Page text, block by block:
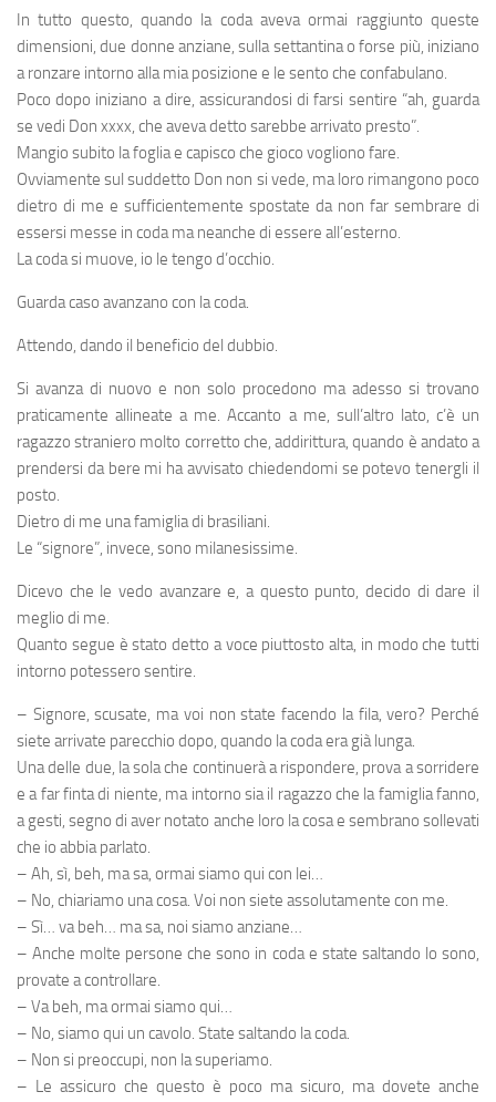
In tutto questo, quando la coda aveva ormai raggiunto queste
dimensioni, due donne anziane, sulla settantina o forse più, iniziano
a ronzare intorno alla mia posizione e le sento che confabulano.
Poco dopo iniziano a dire, assicurandosi di farsi sentire “ah, guarda
se vedi Don xxxx, che aveva detto sarebbe arrivato presto”.
Mangio subito la foglia e capisco che gioco vogliono fare.
Ovviamente sul suddetto Don non si vede, ma loro rimangono poco
dietro di me e sufficientemente spostate da non far sembrare di
essersi messe in coda ma neanche di essere all’esterno.
La coda si muove, io le tengo d’occhio.
Guarda caso avanzano con la coda.
Attendo, dando il beneficio del dubbio.
Si avanza di nuovo e non solo procedono ma adesso si trovano
praticamente allineate a me. Accanto a me, sull’altro lato, c’è un
ragazzo straniero molto corretto che, addirittura, quando è andato a
prendersi da bere mi ha avvisato chiedendomi se potevo tenergli il
posto.
Dietro di me una famiglia di brasiliani.
Le “signore”, invece, sono milanesissime.
Dicevo che le vedo avanzare e, a questo punto, decido di dare il
meglio di me.
Quanto segue è stato detto a voce piuttosto alta, in modo che tutti
intorno potessero sentire.
– Signore, scusate, ma voi non state facendo la fila, vero? Perché
siete arrivate parecchio dopo, quando la coda era già lunga.
Una delle due, la sola che continuerà a rispondere, prova a sorridere
e a far finta di niente, ma intorno sia il ragazzo che la famiglia fanno,
a gesti, segno di aver notato anche loro la cosa e sembrano sollevati
che io abbia parlato.
– Ah, sì, beh, ma sa, ormai siamo qui con lei…
– No, chiariamo una cosa. Voi non siete assolutamente con me.
– Sì… va beh… ma sa, noi siamo anziane…
– Anche molte persone che sono in coda e state saltando lo sono,
provate a controllare.
– Va beh, ma ormai siamo qui…
– No, siamo qui un cavolo. State saltando la coda.
– Non si preoccupi, non la superiamo.
– Le assicuro che questo è poco ma sicuro, ma dovete anche